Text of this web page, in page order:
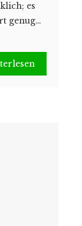
es
genug…